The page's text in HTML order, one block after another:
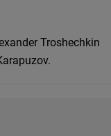
Troshechkin